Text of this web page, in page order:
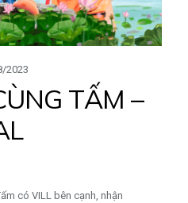
2023
TẤM –
có VILL bên cạnh, nhận